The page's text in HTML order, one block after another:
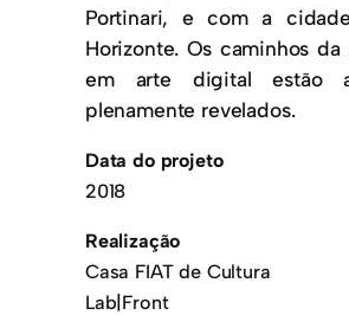
Portinari, e com a
Horizonte. Os caminhos da
em arte digital estão
plenamente revelados.
Data do projeto
2018
Realização
Casa FIAT de Cultura
Lab|Front